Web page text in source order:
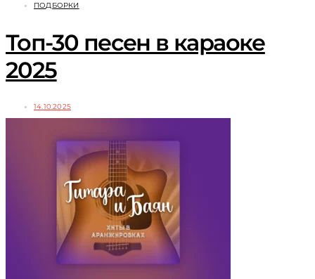
ПОДБОРКИ
Топ-30 песен в караоке
2025
14.10.2025